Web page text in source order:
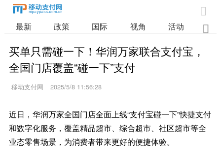

最新 政策 国际 视角 活动 业

买单只需碰一下！华润万家联合支付宝，
全国门店覆盖“碰一下”支付
移动支付网 2025/5/8 11:56:28
近日，华润万家全国门店全面上线“支付宝碰一下”快捷支付
和数字化服务，覆盖精品超市、综合超市、社区超市等全
业态零售场景，为消费者带来更好的便捷体验。